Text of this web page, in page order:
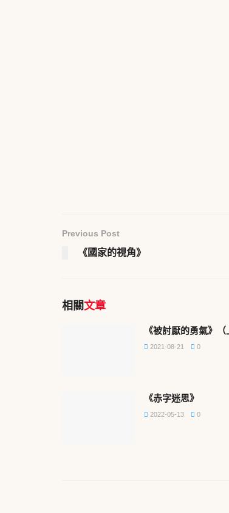
Previous Post
《國家的視角》
相關文章
《被討厭的勇氣》（
2021-08-21 0
《赤字迷思》
2022-05-13 0